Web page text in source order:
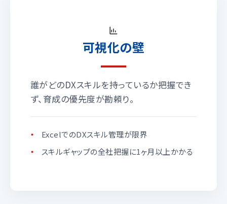
可視化の壁
誰がどのDXスキルを持っているか把握でき
ず、育成の優先度が勘頼り。
ExcelでのDXスキル管理が限界
スキルギャップの全社把握に1ヶ月以上かかる